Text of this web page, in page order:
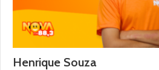
Henrique Souza